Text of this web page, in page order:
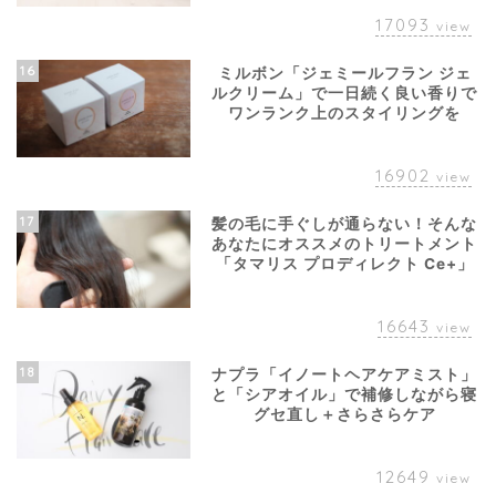
17093 view
16
ミルボン「ジェミールフラン ジェ
ルクリーム」で一日続く良い香りで
ワンランク上のスタイリングを
16902 view
17
髪の毛に手ぐしが通らない！そんな
あなたにオススメのトリートメント
「タマリス プロディレクト Ce+」
16643 view
18
ナプラ「イノートヘアケアミスト」
と「シアオイル」で補修しながら寝
グセ直し＋さらさらケア
12649 view